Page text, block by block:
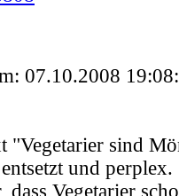
07.10.2008
"Vegetarier sind
und perplex.
Vegetarier